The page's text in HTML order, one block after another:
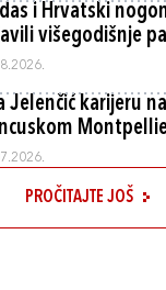
i Hrvatski
višegodišnje
Jelenčić karijeru
PROČITAJTE JOŠ